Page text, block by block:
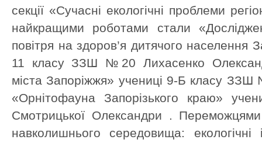
секції «Сучасні екологічні проблеми
найкращими роботами стали
повітря на здоров’я дитячого населення
11 класу ЗЗШ №20 Лихасенко
міста Запоріжжя» учениці 9-Б класу
«Орнітофауна Запорізького краю»
Смотрицької Олександри . Переможцями
навколишнього середовища: екологічні